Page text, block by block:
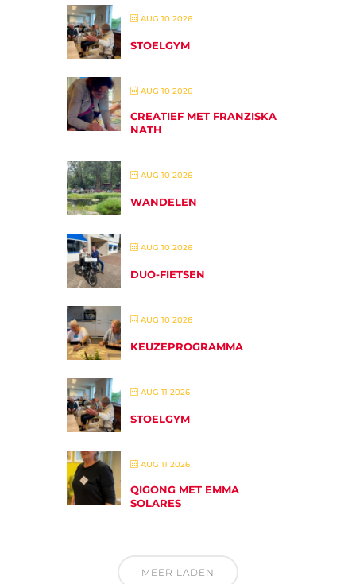
AUG 10 2026
STOELGYM
AUG 10 2026
CREATIEF MET FRANZISKA
NATH
AUG 10 2026
WANDELEN
AUG 10 2026
DUO-FIETSEN
AUG 10 2026
KEUZEPROGRAMMA
AUG 11 2026
STOELGYM
AUG 11 2026
QIGONG MET EMMA
SOLARES
MEER LADEN